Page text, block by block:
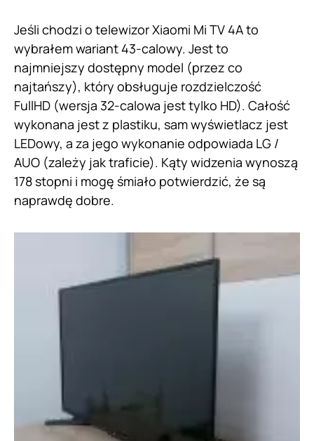
Jeśli chodzi o telewizor Xiaomi Mi TV 4A to
wybrałem wariant 43-calowy. Jest to
najmniejszy dostępny model (przez co
najtańszy), który obsługuje rozdzielczość
FullHD (wersja 32-calowa jest tylko HD). Całość
wykonana jest z plastiku, sam wyświetlacz jest
LEDowy, a za jego wykonanie odpowiada LG /
AUO (zależy jak traficie). Kąty widzenia wynoszą
178 stopni i mogę śmiało potwierdzić, że są
naprawdę dobre.